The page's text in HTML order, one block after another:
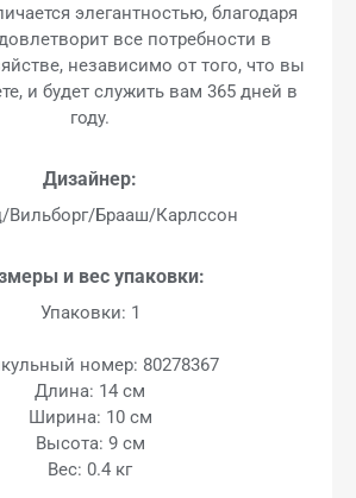
элегантностью, благодаря
все потребности в
независимо от того, что вы
и будет служить вам 365 дней в
году.
Дизайнер:
Вильборг/Брааш/Карлссон
и вес упаковки:
Упаковки: 1
номер: 80278367
Длина: 14 см
Ширина: 10 см
Высота: 9 см
Вес: 0.4 кг